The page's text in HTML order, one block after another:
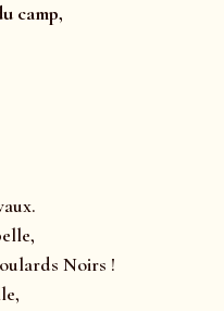
camp,
Noirs !